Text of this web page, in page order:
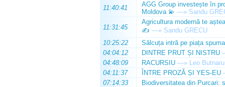
11:40:41
AGG Group investește în
Moldova 💫 —» Sandu
11:31:45
Agricultura modernă te
✍️ —» Sandu GRECU
10:25:22
Sălcuța intră pe piața
04:04:12
DINTRE PRUT ȘI NISTRU
04:48:09
RACURSIU —» Leo Butnaru
04:11:37
ÎNTRE PROZĂ ȘI YES-EU
07:14:33
Biodiversitatea din Purcari: